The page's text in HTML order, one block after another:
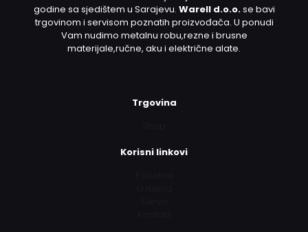
godine sa sjedištem u Sarajevu. Warell d.o.o.se bavi
trgovinom i servisom poznatih proizvođača. U ponudi
Vam nudimo metalnu robu,rezne i brusne
materijale,ručne, aku i električne alate.
Trgovina
Korisni linkovi